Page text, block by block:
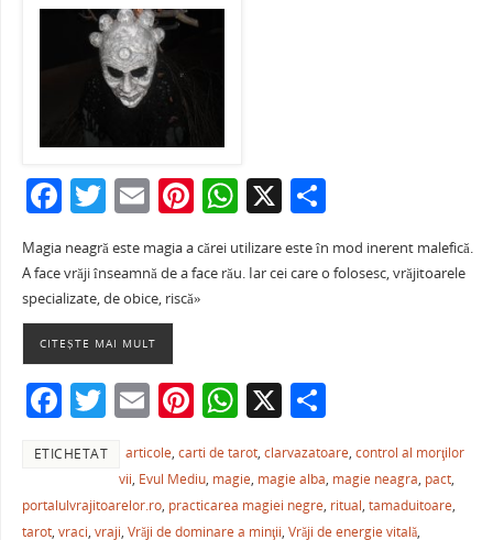
F
c
e
b
o
o
k
T
w
itt
er
E
m
ai
l
Pi
nt
er
e
W
h
at
p
p
X P
ta
ză
Magia neagră este magia a cărei utilizare este în mod inerent malefică.
A face vrăji înseamnă de a face rău. Iar cei care o folosesc, vrăjitoarele
specializate, de obice, riscă»
CITEȘTE MAI MULT
F
c
e
T
itt
er
E
m
ai
l
Pi
nt
er
e
W
at
s
X P
ta
je
ETICHETAT articole,carti de tarot,clarvazatoare,control al morţilor
vii, Evul Mediu, magie, magie alba, magie neagra, pact,
portalulvrajitoarelor.ro, practicarea magiei negre, ritual, tamaduitoare,
tarot, vraci, vraji, Vrăji de dominare a minţii, Vrăji de energie vitală,